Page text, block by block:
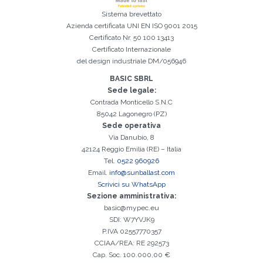
Sistema brevettato
Azienda certificata UNI EN ISO 9001 2015
Certificato Nr. 50 100 13413
Certificato Internazionale
del design industriale DM/056946
BASIC SBRL
Sede legale:
Contrada Monticello S.N.C
85042 Lagonegro (PZ)
Sede operativa
Via Danubio, 8
42124 Reggio Emilia (RE) – Italia
Tel. 0522 960926
Email. info@sunballast.com
Scrivici su WhatsApp
Sezione amministrativa:
basic@mypec.eu
SDI: W7YVJK9
P.IVA 02557770357
CCIAA/REA: RE 292573
Cap. Soc. 100.000,00 €